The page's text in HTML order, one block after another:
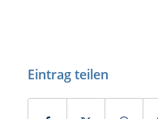
Eintrag teilen